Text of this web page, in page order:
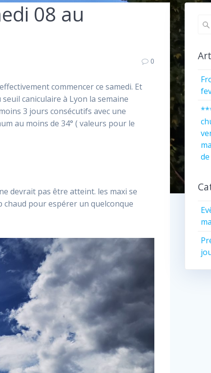
08 au
0
commencer ce samedi. Et
caniculaire à Lyon la semaine
3 jours consécutifs avec une
au moins de 34° ( valeurs pour le
devrait pas être atteint. les maxi se
chaud pour espérer un quelconque